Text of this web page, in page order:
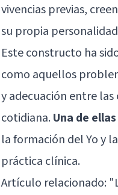
vivencias previas,
su propia
Este constructo ha
como aquellos
y adecuación entre
cotidiana.Una de
la formación del Yo y
práctica clínica.
Artículo relacionado: "